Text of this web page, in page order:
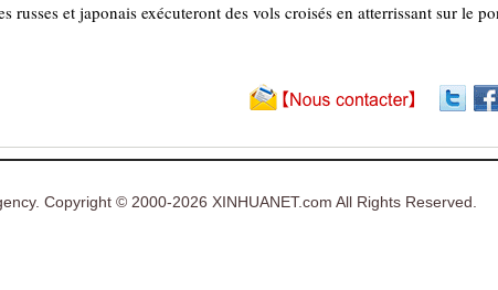
et japonais exécuteront des vols croisés en atterrissant sur le
Copyright © 2000-2026 XINHUANET.com All Rights Reserved.